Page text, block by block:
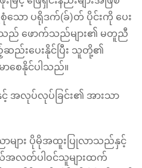
သော ပရိုဒက်(ခ်)တ် ပိုင်းကို ပေး
းသည် ဖောက်သည်များ၏ မတူညီ
ဆည်းပေးနိုင်ပြီး သူတို့၏
စေနိုင်ပါသည်။
လုပ်လုပ်ခြင်း၏ အားသာ
များ ပိုမိုအထူးပြုလာသည်နှင့်
လတ်ပါဝင်သူများထက်